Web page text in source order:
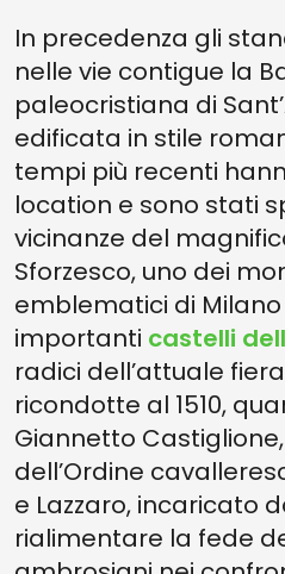
In precedenza gli
nelle vie contigue la
paleocristiana di
edificata in stile
tempi più recenti
location e sono stati
vicinanze del
Sforzesco, uno dei
emblematici di
importanti castelli
radici dell’attuale
ricondotte al 1510,
Giannetto
dell’Ordine
e Lazzaro, incaricato
rialimentare la fede